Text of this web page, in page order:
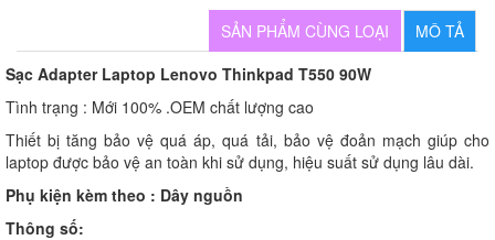
MÔ TẢ
SẢN PHẨM CÙNG LOẠI
Sạc Adapter Laptop Lenovo Thinkpad T550 90W
Tình trạng : Mới 100% .OEM chất lượng cao
Thiết bị tăng bảo vệ quá áp, quá tải, bảo vệ đoản mạch giúp cho
laptop được bảo vệ an toàn khi sử dụng, hiệu suất sử dụng lâu dài.
Phụ kiện kèm theo : Dây nguồn
Thông số: